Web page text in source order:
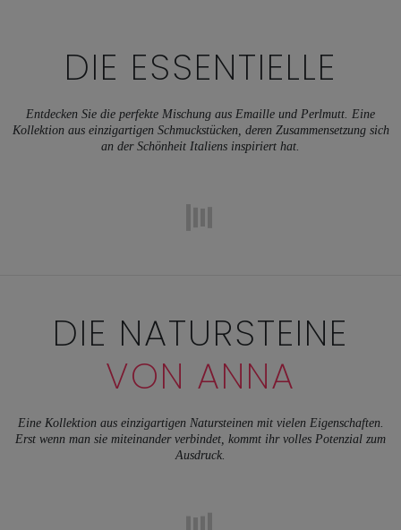
DIE ESSENTIELLE
Entdecken Sie die perfekte Mischung aus Emaille und Perlmutt. Eine
Kollektion aus einzigartigen Schmuckstücken, deren Zusammensetzung sich
an der Schönheit Italiens inspiriert hat.
DIE NATURSTEINE
VON ANNA
Eine Kollektion aus einzigartigen Natursteinen mit vielen Eigenschaften.
Erst wenn man sie miteinander verbindet, kommt ihr volles Potenzial zum
Ausdruck.